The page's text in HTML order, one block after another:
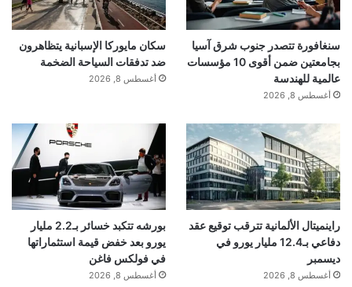
سنغافورة تتصدر جنوب شرق آسيا
بجامعتين ضمن أقوى 10 مؤسسات
عالمية للهندسة
أغسطس 8, 2026
سكان مايوركا الإسبانية يتظاهرون
ضد تدفقات السياحة الضخمة
أغسطس 8, 2026
راينميتال الألمانية تترقب توقيع عقد
دفاعي بـ12.4 مليار يورو في
ديسمبر
أغسطس 8, 2026
بورشه تتكبد خسائر بـ2.2 مليار
يورو بعد خفض قيمة استثماراتها
في فولكس فاغن
أغسطس 8, 2026